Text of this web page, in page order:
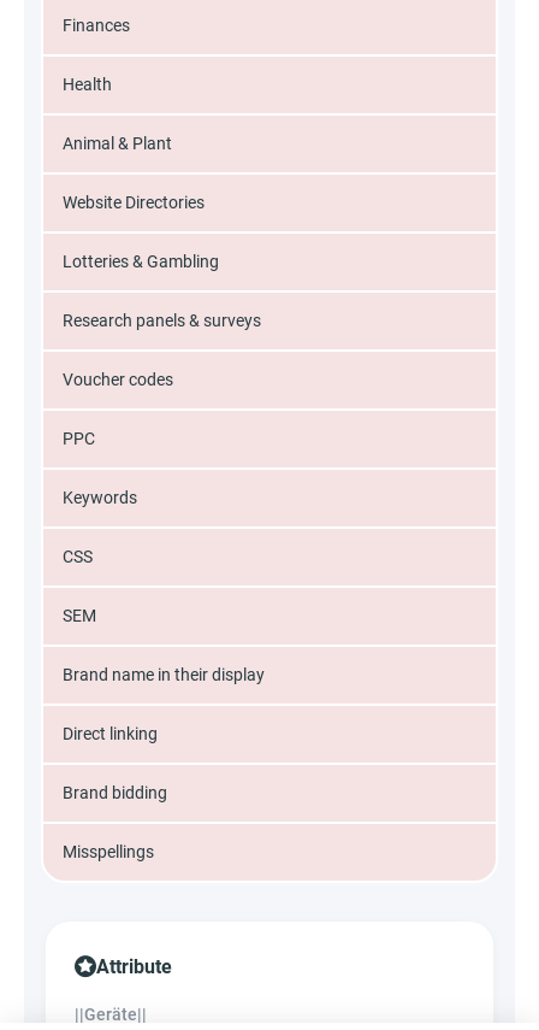
Finances
Health
Animal & Plant
Website Directories
Lotteries & Gambling
Research panels & surveys
Voucher codes
PPC
Keywords
CSS
SEM
Brand name in their display
Direct linking
Brand bidding
Misspellings
Attribute
||Geräte||